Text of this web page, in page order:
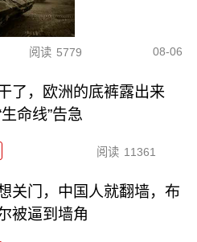
阅读 5779 08-06
了，欧洲的底裤露出来
生命线”告急
阅读 11361
关门，中国人就翻墙，布
被逼到墙角